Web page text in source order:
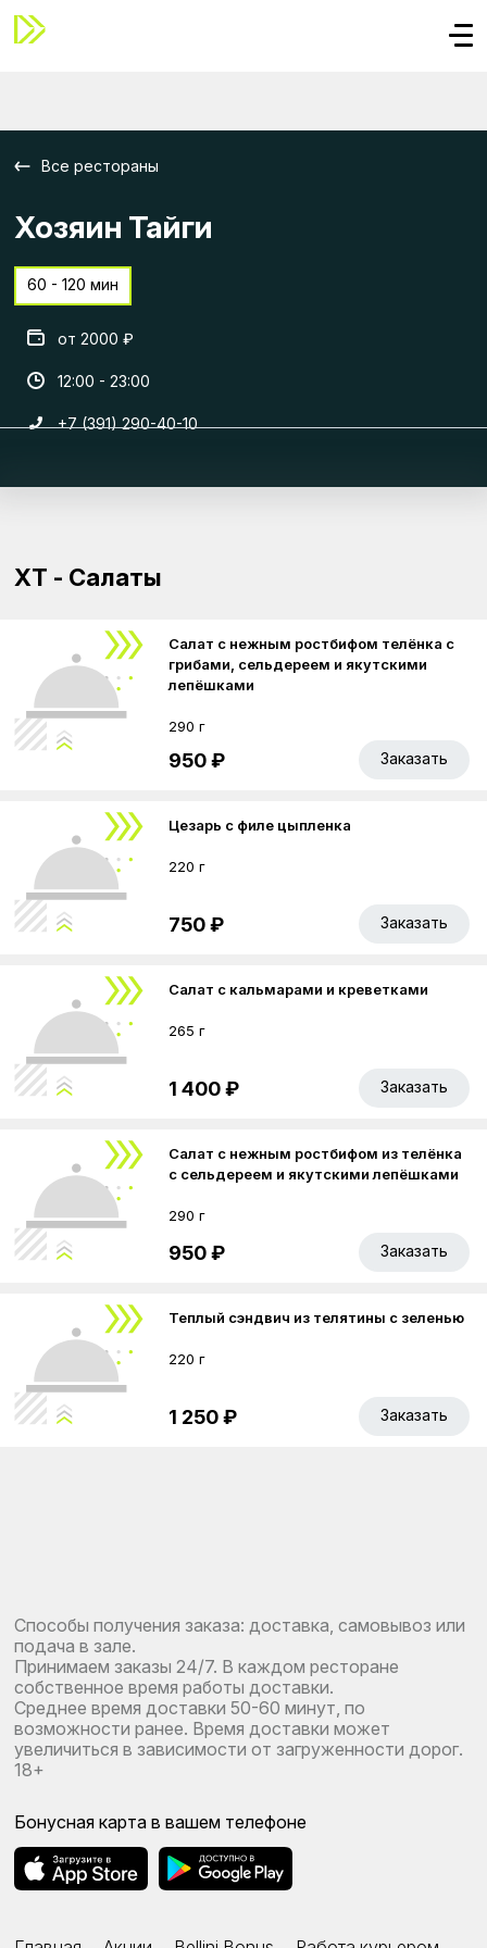
Все рестораны
Хозяин Тайги
60 - 120 мин
от 2000 ₽
12:00 - 23:00
+7 (391) 290-40-10
ХТ - Салаты
Салат с нежным ростбифом телёнка с
грибами, сельдереем и якутскими
лепёшками
290 г
950 ₽ Заказать
Цезарь с филе цыпленка
220 г
750 ₽ Заказать
Салат с кальмарами и креветками
265 г
1 400 ₽ Заказать
Салат с нежным ростбифом из телёнка
с сельдереем и якутскими лепёшками
290 г
950 ₽ Заказать
Теплый сэндвич из телятины с зеленью
220 г
1 250 ₽ Заказать
Способы получения заказа: доставка, самовывоз или
подача в зале.
Принимаем заказы 24/7. В каждом ресторане
собственное время работы доставки.
Среднее время доставки 50-60 минут, по
возможности ранее. Время доставки может
увеличиться в зависимости от загруженности дорог.
18+
Бонусная карта в вашем телефоне